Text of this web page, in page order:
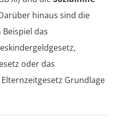
hinaus sind die
Beispiel das
oder das
Grundlage